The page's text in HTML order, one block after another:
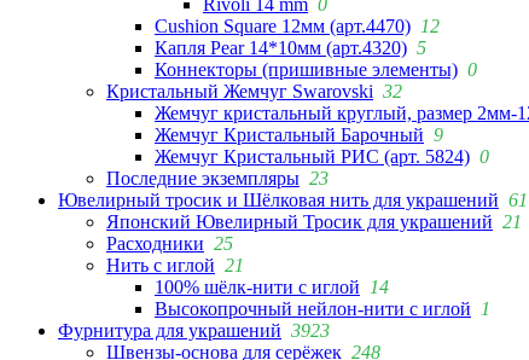
Cushion Square 12мм (арт.4470) 12
Капля Pear 14*10мм (арт.4320) 5
Коннекторы (пришивные элементы) 0
Кристальный Жемчуг Swarovski 32
Жемчуг кристальный круглый, размер 2мм-
Жемчуг Кристальный Барочный 9
Жемчуг Кристальный РИС (арт. 5824) 0
Последние экземпляры 23
Ювелирный тросик и Шёлковая нить для украшений 61
Японский Ювелирный Тросик для украшений 21
Расходники 25
Нить с иглой 21
100% шёлк-нити с иглой
14
Высокопрочный нейлон-нити с иглой
1
Фурнитура для украшений 3923
Швензы-основа для серёжек 248